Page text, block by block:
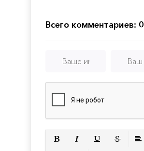
Всего комментариев: 0